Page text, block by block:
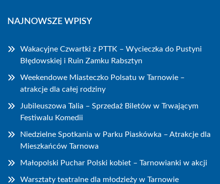
NAJNOWSZE WPISY
Wakacyjne Czwartki z PTTK – Wycieczka do Pustyni
Błędowskiej i Ruin Zamku Rabsztyn
Weekendowe Miasteczko Polsatu w Tarnowie –
atrakcje dla całej rodziny
Jubileuszowa Talia – Sprzedaż Biletów w Trwającym
Festiwalu Komedii
Niedzielne Spotkania w Parku Piaskówka – Atrakcje dla
Mieszkańców Tarnowa
Małopolski Puchar Polski kobiet – Tarnowianki w akcji
Warsztaty teatralne dla młodzieży w Tarnowie